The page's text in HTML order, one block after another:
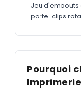
ADHÉSIFS
Adhésifs vitrine
MARQUAGE
Jeu d'embouts
porte-clips
Pourquoi